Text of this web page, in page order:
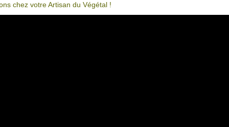
chez votre Artisan du Végétal !